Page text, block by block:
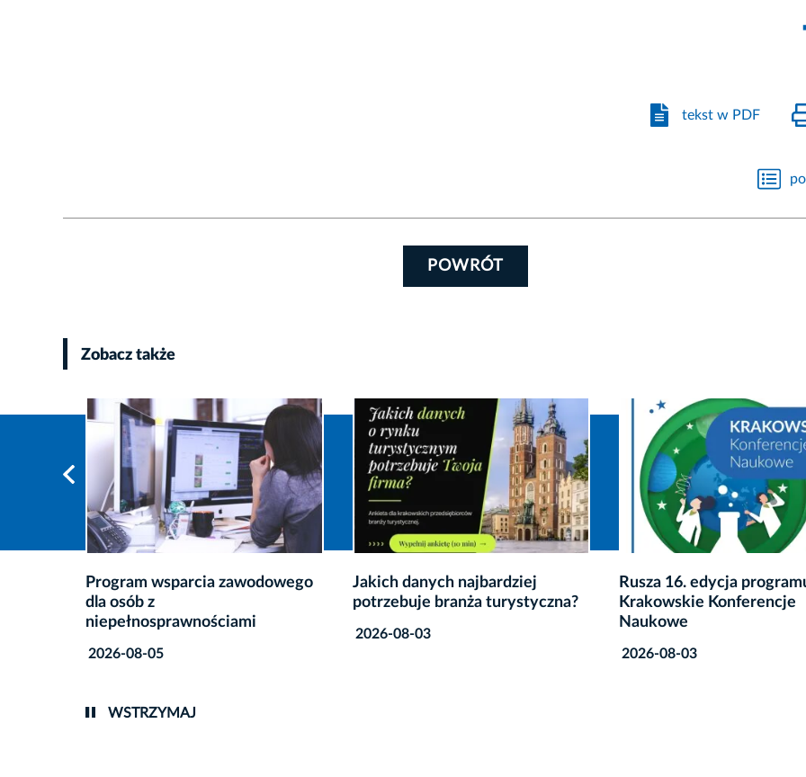
tekst w PDF
POWRÓT
Zobacz także
Jakich danych najbardziej
potrzebuje branża turystyczna?
2026-08-03
Rusza 16. edycja programu
Krakowskie Konferencje
Zmiany dla podatników z
czterech dzielnic Krakowa
WSTRZYMAJ